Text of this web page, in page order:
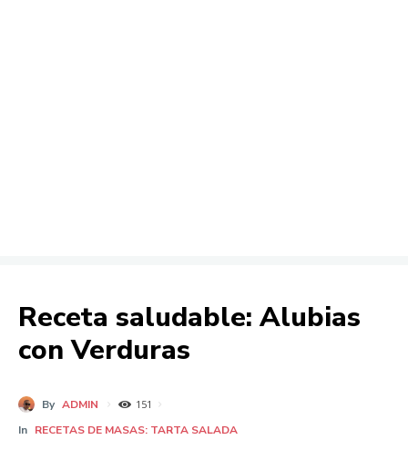
Receta saludable: Alubias
con Verduras
By ADMIN 151
In RECETAS DE MASAS: TARTA SALADA